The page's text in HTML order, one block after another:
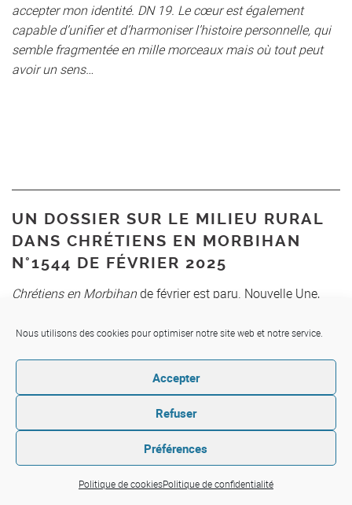
Nous utilisons des cookies pour optimiser notre site web et notre service.
Accepter
Refuser
Préférences
Politique de cookiesPolitique de confidentialité
accepter mon identité. DN 19. Le cœur est également
capable d’unifier et d’harmoniser l’histoire personnelle, qui
semble fragmentée en mille morceaux mais où tout peut
avoir un sens…
UN DOSSIER SUR LE MILIEU RURAL
DANS CHRÉTIENS EN MORBIHAN
N°1544 DE FÉVRIER 2025
Chrétiens en Morbihande février est paru. Nouvelle Une,
diocésaine et de réflexion. Ce mois-ci, le dossier nous
diocésaine (en cliquant sur les liens ci-dessous, accédez à
des articles en accès libre).